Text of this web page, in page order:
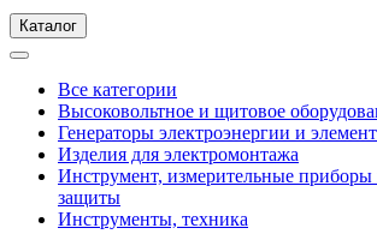
Каталог
Все категории
Высоковольтное и щитовое
Генераторы электроэнергии и
Изделия для электромонтажа
Инструмент, измерительные приборы
защиты
Инструменты, техника